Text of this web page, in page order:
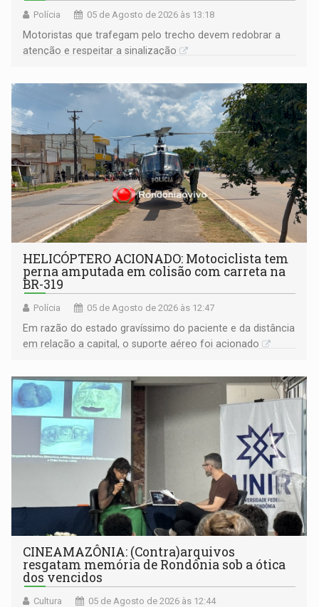
Polícia 05 de Agosto de 2026 às 13:18
​Motoristas que trafegam pelo trecho devem redobrar a
atenção e respeitar a sinalização
HELICÓPTERO ACIONADO: Motociclista tem
perna amputada em colisão com carreta na
BR-319
Polícia 05 de Agosto de 2026 às 12:47
Em razão do estado gravíssimo do paciente e da distância
em relação a capital, o suporte aéreo foi acionado
CINEAMAZÔNIA: (Contra)arquivos
resgatam memória de Rondônia sob a ótica
dos vencidos
Cultura 05 de Agosto de 2026 às 12:44